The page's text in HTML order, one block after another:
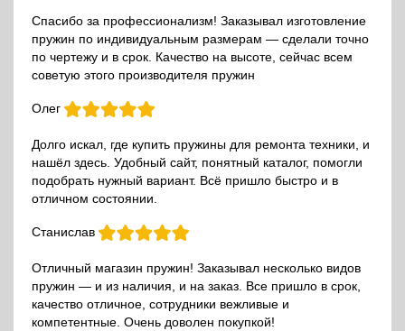
Спасибо за профессионализм! Заказывал изготовление
пружин по индивидуальным размерам — сделали точно
по чертежу и в срок. Качество на высоте, сейчас всем
советую этого производителя пружин
Олег
Долго искал, где купить пружины для ремонта техники, и
нашёл здесь. Удобный сайт, понятный каталог, помогли
подобрать нужный вариант. Всё пришло быстро и в
отличном состоянии.
Станислав
Отличный магазин пружин! Заказывал несколько видов
пружин — и из наличия, и на заказ. Все пришло в срок,
качество отличное, сотрудники вежливые и
компетентные. Очень доволен покупкой!